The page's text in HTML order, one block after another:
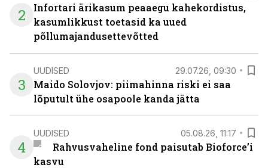
2
Infortari ärikasum peaaegu kahekordistus,
kasumlikkust toetasid ka uued
põllumajandusettevõtted
3
UUDISED 29.07.26, 09:30
Maido Solovjov: piimahinna riski ei saa
lõputult ühe osapoole kanda jätta
4
UUDISED 05.08.26, 11:17
Rahvusvaheline fond paisutab Bioforce’i
kasvu